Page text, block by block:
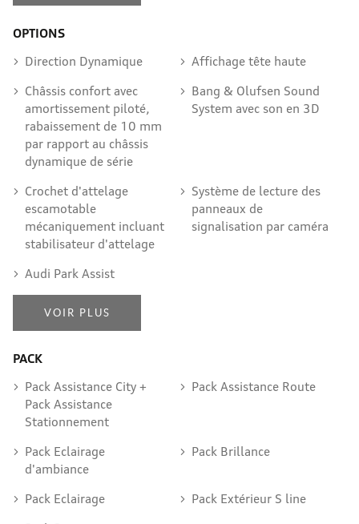
OPTIONS
Direction Dynamique
Affichage tête haute
Châssis confort avec
amortissement piloté,
rabaissement de 10 mm
par rapport au châssis
dynamique de série
Bang & Olufsen Sound
System avec son en 3D
Crochet d'attelage
escamotable
mécaniquement incluant
stabilisateur d'attelage
Système de lecture des
panneaux de
signalisation par caméra
Audi Park Assist
VOIR PLUS
PACK
Pack Assistance City +
Pack Assistance
Stationnement
Pack Assistance Route
Pack Eclairage
d'ambiance
Pack Brillance
Pack Eclairage
Pack Extérieur S line